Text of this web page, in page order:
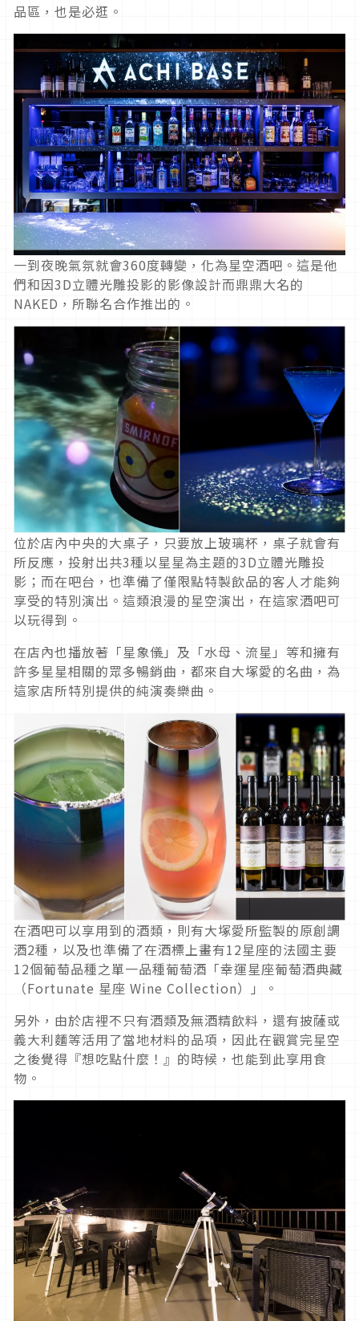
品區，也是必逛。
一到夜晚氣氛就會360度轉變，化為星空酒吧。這是他
們和因3D立體光雕投影的影像設計而鼎鼎大名的
NAKED，所聯名合作推出的。
位於店內中央的大桌子，只要放上玻璃杯，桌子就會有
所反應，投射出共3種以星星為主題的3D立體光雕投
影；而在吧台，也準備了僅限點特製飲品的客人才能夠
享受的特別演出。這類浪漫的星空演出，在這家酒吧可
以玩得到。
在店內也播放著「星象儀」及「水母、流星」等和擁有
許多星星相關的眾多暢銷曲，都來自大塚愛的名曲，為
這家店所特別提供的純演奏樂曲。
在酒吧可以享用到的酒類，則有大塚愛所監製的原創調
酒2種，以及也準備了在酒標上畫有12星座的法國主要
12個葡萄品種之單一品種葡萄酒「幸運星座葡萄酒典藏
（Fortunate 星座 Wine Collection）」。
另外，由於店裡不只有酒類及無酒精飲料，還有披薩或
義大利麵等活用了當地材料的品項，因此在觀賞完星空
之後覺得『想吃點什麼！』的時候，也能到此享用食
物。